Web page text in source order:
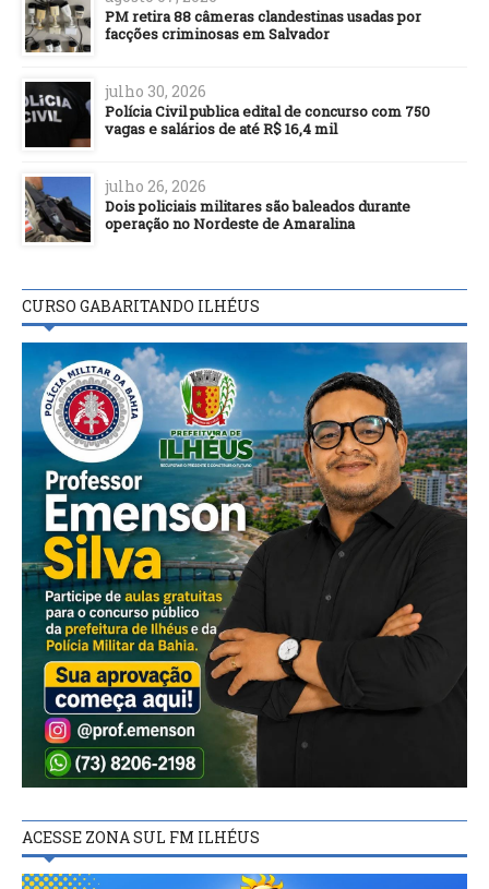
PM retira 88 câmeras clandestinas usadas por
facções criminosas em Salvador
julho 30, 2026
Polícia Civil publica edital de concurso com 750
vagas e salários de até R$ 16,4 mil
julho 26, 2026
Dois policiais militares são baleados durante
operação no Nordeste de Amaralina
CURSO GABARITANDO ILHÉUS
ACESSE ZONA SUL FM ILHÉUS